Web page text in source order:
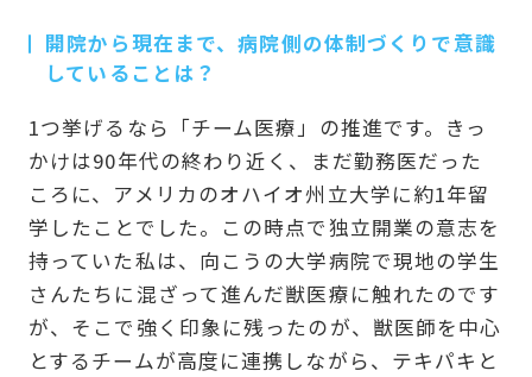
開院から現在まで、病院側の体制づくりで意識
していることは？
1つ挙げるなら「チーム医療」の推進です。きっ
かけは90年代の終わり近く、まだ勤務医だった
ころに、アメリカのオハイオ州立大学に約1年留
学したことでした。この時点で独立開業の意志を
持っていた私は、向こうの大学病院で現地の学生
さんたちに混ざって進んだ獣医療に触れたのです
が、そこで強く印象に残ったのが、獣医師を中心
とするチームが高度に連携しながら、テキパキと